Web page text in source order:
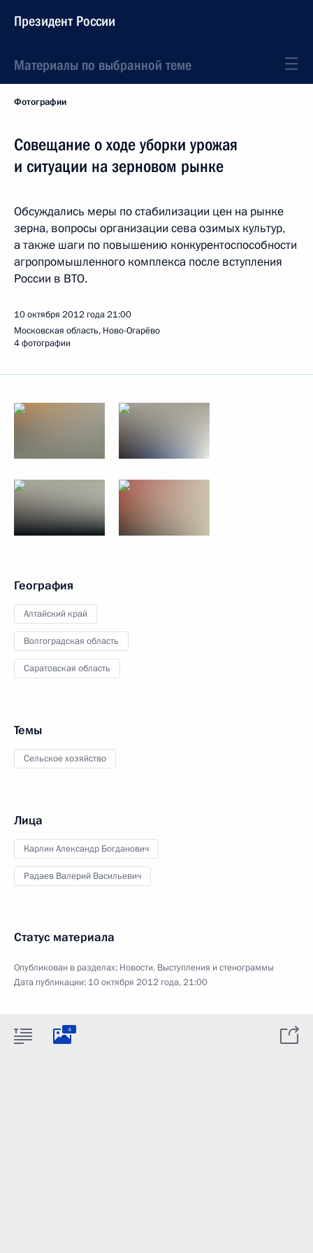
Президент России
Материалы по выбранной теме
Фотографии
Совещание о ходе уборки урожая
и ситуации на зерновом рынке
Обсуждались меры по стабилизации цен на рынке
зерна, вопросы организации сева озимых культур,
а также шаги по повышению конкурентоспособности
агропромышленного комплекса после вступления
России в ВТО.
10 октября 2012 года21:00
Московская область, Ново-Огарёво
4 фотографии
География
Алтайский край
Волгоградская область
Саратовская область
Темы
Сельское хозяйство
Лица
Карлин Александр Богданович
Радаев Валерий Васильевич
Статус материала
Опубликован в разделах: Новости, Выступления и стенограммы
Дата публикации: 10 октября 2012 года, 21:00
4